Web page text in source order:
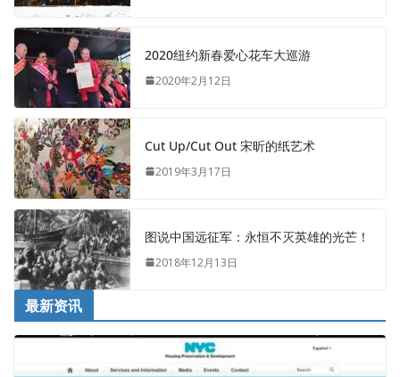
2020纽约新春爱心花车大巡游
2020年2月12日
Cut Up/Cut Out 宋昕的纸艺术
2019年3月17日
图说中国远征军：永恒不灭英雄的光芒！
2018年12月13日
最新资讯